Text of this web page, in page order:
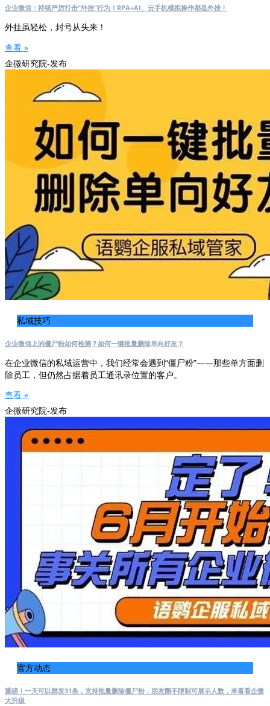
企业微信：持续严厉打击“外挂”行为！RPA+AI、云手机模拟操作都是外挂！
外挂虽轻松，封号从头来！
查看 »
企微研究院-发布
私域技巧
企业微信上的僵尸粉如何检测？如何一键批量删除单向好友？
在企业微信的私域运营中，我们经常会遇到“僵尸粉”——那些单方面删
除员工，但仍然占据着员工通讯录位置的客户。
查看 »
企微研究院-发布
官方动态
重磅！一天可以群发31条，支持批量删除僵尸粉，朋友圈不限制可展示人数，来看看企微
大升级